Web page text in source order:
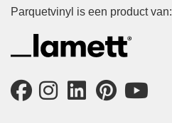
Parquetvinyl is een product van: